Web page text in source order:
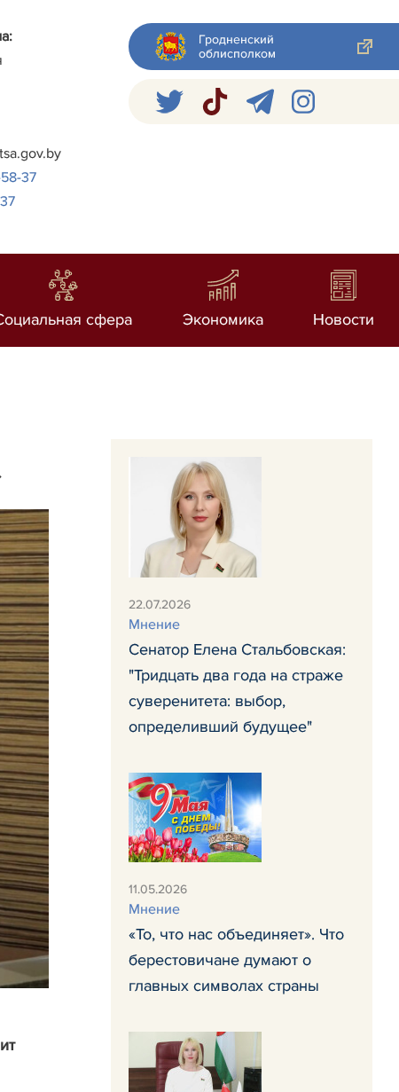
58-37
Гродненский
облисполком
сфера Экономика Новости
22.07.2026
Мнение
Сенатор Елена Стальбовская:
"Тридцать два года на страже
суверенитета: выбор,
определивший будущее"
11.05.2026
Мнение
«То, что нас объединяет». Что
берестовичане думают о
главных символах страны